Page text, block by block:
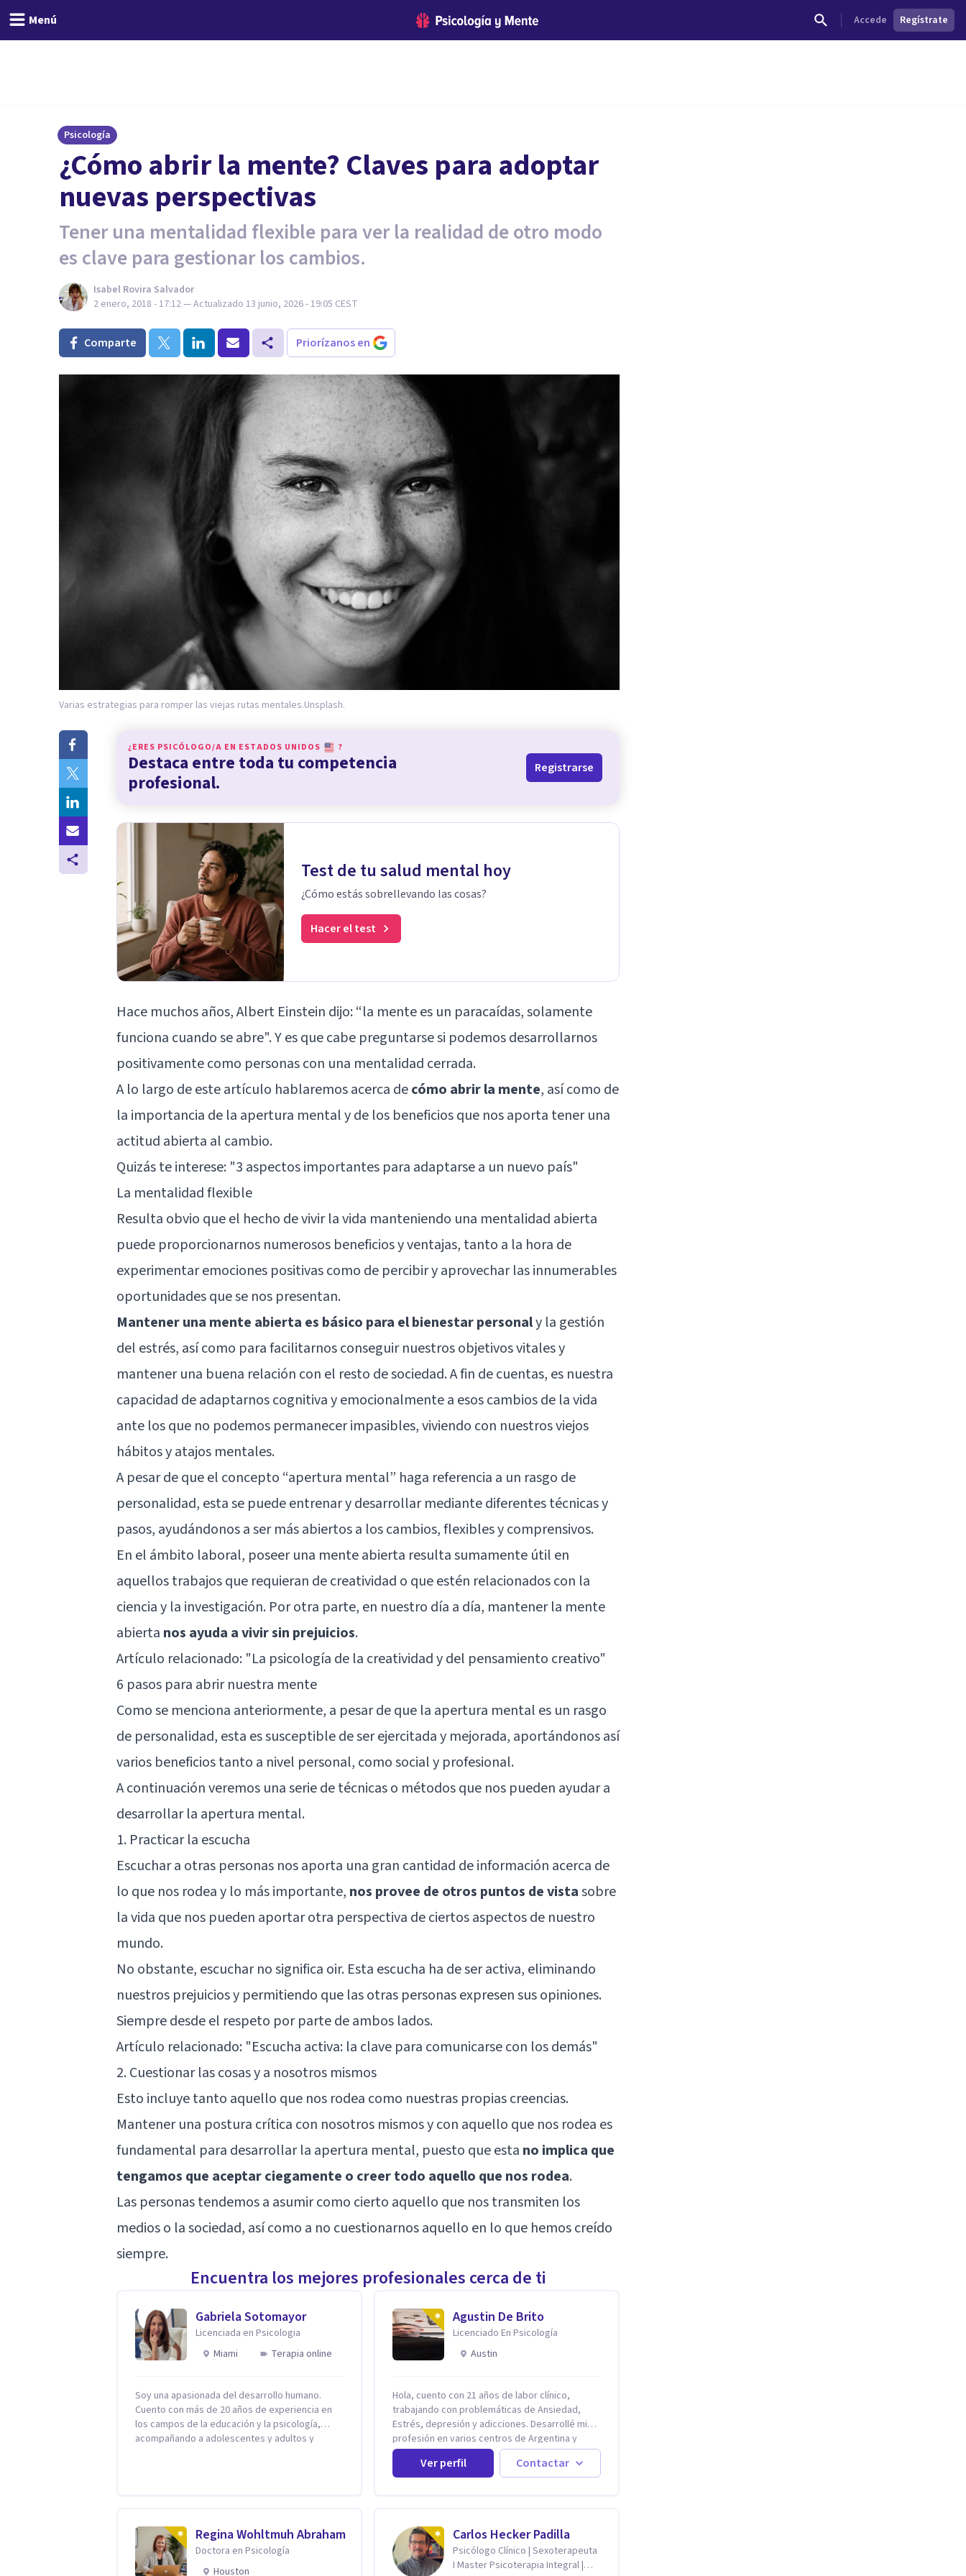
Menú Accede Regístrate
Psicología
¿Cómo abrir la mente? Claves para adoptar
nuevas perspectivas
Tener una mentalidad flexible para ver la realidad de otro modo
es clave para gestionar los cambios.
Isabel Rovira Salvador
2 enero, 2018 - 17:12— Actualizado 13 junio, 2026 - 19:05 CEST
Comparte Priorízanos en
Varias estrategias para romper las viejas rutas mentales.Unsplash.
¿ERES PSICÓLOGO/A EN ESTADOS UNIDOS ?
Destaca entre toda tu competencia
profesional.
Registrarse
Test de tu salud mental hoy
¿Cómo estás sobrellevando las cosas?
Hacer el test
Hace muchos años, Albert Einstein dijo: “la mente es un paracaídas, solamente
funciona cuando se abre". Y es que cabe preguntarse si podemos desarrollarnos
positivamente como personas con una mentalidad cerrada.
A lo largo de este artículo hablaremos acerca decómo abrir la mente, así como de
la importancia de la apertura mental y de los beneficios que nos aporta tener una
actitud abierta al cambio.
Quizás te interese: "3 aspectos importantes para adaptarse a un nuevo país"
La mentalidad flexible
Resulta obvio que el hecho de vivir la vida manteniendo una mentalidad abierta
puede proporcionarnos numerosos beneficios y ventajas, tanto a la hora de
experimentar emociones positivas como de percibir y aprovechar las innumerables
oportunidades que se nos presentan.
Mantener una mente abierta es básico para el bienestar personaly la gestión
del estrés, así como para facilitarnos conseguir nuestros objetivos vitales y
mantener una buena relación con el resto de sociedad. A fin de cuentas, es nuestra
capacidad de adaptarnos cognitiva y emocionalmente a esos cambios de la vida
ante los que no podemos permanecer impasibles, viviendo con nuestros viejos
hábitos y atajos mentales.
A pesar de que el concepto “apertura mental” haga referencia a un rasgo de
personalidad, esta se puede entrenar y desarrollar mediante diferentes técnicas y
pasos, ayudándonos a ser más abiertos a los cambios, flexibles y comprensivos.
En el ámbito laboral, poseer una mente abierta resulta sumamente útil en
aquellos trabajos que requieran de creatividad o que estén relacionados con la
ciencia y la investigación. Por otra parte, en nuestro día a día, mantener la mente
abierta nos ayuda a vivir sin prejuicios.
Artículo relacionado: "La psicología de la creatividad y del pensamiento creativo"
6 pasos para abrir nuestra mente
Como se menciona anteriormente, a pesar de que la apertura mental es un rasgo
de personalidad, esta es susceptible de ser ejercitada y mejorada, aportándonos así
varios beneficios tanto a nivel personal, como social y profesional.
A continuación veremos una serie de técnicas o métodos que nos pueden ayudar a
desarrollar la apertura mental.
1. Practicar la escucha
Escuchar a otras personas nos aporta una gran cantidad de información acerca de
lo que nos rodea y lo más importante, nos provee de otros puntos de vistasobre
la vida que nos pueden aportar otra perspectiva de ciertos aspectos de nuestro
mundo.
No obstante, escuchar no significa oir. Esta escucha ha de ser activa, eliminando
nuestros prejuicios y permitiendo que las otras personas expresen sus opiniones.
Siempre desde el respeto por parte de ambos lados.
Artículo relacionado: "Escucha activa: la clave para comunicarse con los demás"
2. Cuestionar las cosas y a nosotros mismos
Esto incluye tanto aquello que nos rodea como nuestras propias creencias.
Mantener una postura crítica con nosotros mismos y con aquello que nos rodea es
fundamental para desarrollar la apertura mental, puesto que esta no implica que
tengamos que aceptar ciegamente o creer todo aquello que nos rodea.
Las personas tendemos a asumir como cierto aquello que nos transmiten los
medios o la sociedad, así como a no cuestionarnos aquello en lo que hemos creído
siempre.
Encuentra los mejores profesionales cerca de ti
Gabriela Sotomayor
Licenciada en Psicologia
Miami
Terapia online
Soy una apasionada del desarrollo humano.
Cuento con más de 20 años de experiencia en
los campos de la educación y la psicología,
acompañando a adolescentes y adultos y
cuando desarrollamos una mayor conciencia de
nuestro mundo interior y de la manera en que
nuestras experiencias influyen en nuestra forma
de sentir, pensar y relacionarnos. Mi misión es
Agustin De Brito
Licenciado En Psicología
Austin
Hola, cuento con 21 años de labor clínico,
trabajando con problemáticas de Ansiedad,
Estrés, depresión y adicciones. Desarrollé mi
profesión en varios centros de Argentina y
Estados Unidos y actualmente me dedico a la
práctica privada. Utilizo terapias cognitivas
conductuales basadas en evidencia científica
herramientas concretas para el cambio, que
permitan desarrollar nuevas habilidades y
estrategias basadas en la salud y calidad de
vida.
Ver perfil Contactar
Regina Wohltmuh Abraham
Doctora en Psicología
Houston
Carlos Hecker Padilla
Psicólogo Clínico | Sexoterapeuta
I Master Psicoterapia Integral |